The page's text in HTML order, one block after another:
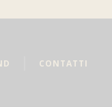
CONTATTI